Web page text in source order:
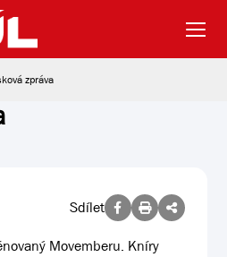
zpráva
Sdílet
Movemberu. Kníry